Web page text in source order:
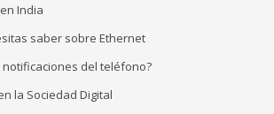
India
saber sobre Ethernet
notificaciones del teléfono?
la Sociedad Digital